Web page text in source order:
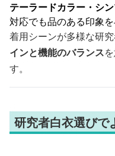
テーラードカラー・シ
対応でも品のある印象
着用シーンが多様な研究
インと機能のバランス
す。
研究者白衣選びで